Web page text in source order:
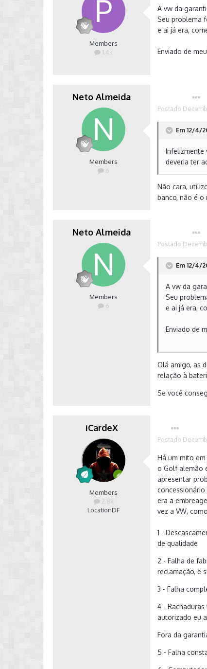
Members
1.4k
A vw da
Seu problema
e ai já era,
Enviado de
Neto Almeida
Members
6
Postado
Em 12/4/
Infelizmente
deveria ter
Não cara,
banco, não é o
Neto Almeida
Members
6
Postado
Em 12/4/
A vw da
Seu
e ai já era,
Enviado de
Olá amigo, as
relação à
Se você
iCardeX
Members
2.8k
LocationDF
Postado
Há um mito
o Golf alemão
apresentar
era a
vez a VW,
1 -
de qualidade
2 - Falha de
reclamação, e
3 - Falha
4 -
autorizado eu
Fora da
5 - Falha